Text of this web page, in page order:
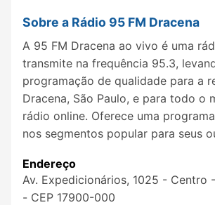
Sobre a Rádio 95 FM Dracena
A 95 FM Dracena ao vivo é uma
transmite na frequência 95.3,
programação de qualidade para a
Dracena, São Paulo, e para todo o
rádio online. Oferece uma
nos segmentos popular para seus
Endereço
Av. Expedicionários, 1025 - Centro
- CEP 17900-000